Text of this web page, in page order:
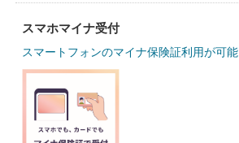
スマホマイナ受付
スマートフォンのマイナ保険証利用が可能